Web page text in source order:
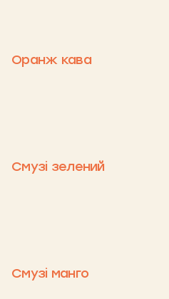
Оранж кава
Смузі зелений
Смузі манго